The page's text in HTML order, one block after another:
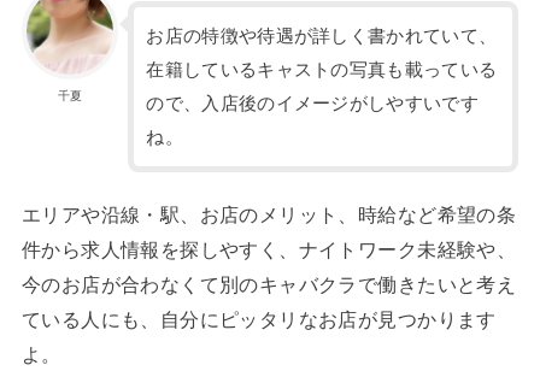
千夏
お店の特徴や待遇が詳しく書かれていて、
在籍しているキャストの写真も載っている
ので、入店後のイメージがしやすいです
ね。
エリアや沿線・駅、お店のメリット、時給など希望の条
件から求人情報を探しやすく、ナイトワーク未経験や、
今のお店が合わなくて別のキャバクラで働きたいと考え
ている人にも、自分にピッタリなお店が見つかります
よ。